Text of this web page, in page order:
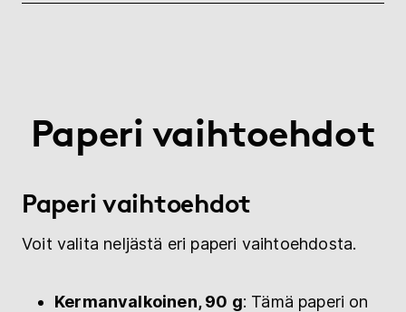
Paperi vaihtoehdot
Paperi vaihtoehdot
Voit valita neljästä eri paperi vaihtoehdosta.
Kermanvalkoinen, 90 g: Tämä paperi on